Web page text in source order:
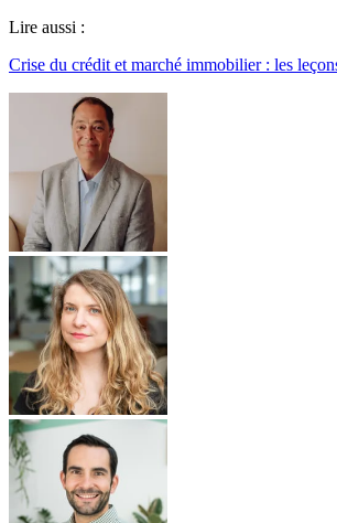
Lire aussi :
Crise du crédit et marché immobilier : les